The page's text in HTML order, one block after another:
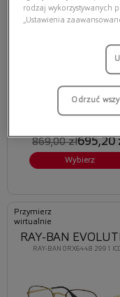
MICHAEL KORS 0MK3064B
zakupie opraw i
869,00 zł695,20
Wybierz
Przymierz
wirtualnie
RAY-BAN 0RX6448 2991
RAY-BAN
rodzaj wykorzystywanych
„Ustawienia
Odrzuć